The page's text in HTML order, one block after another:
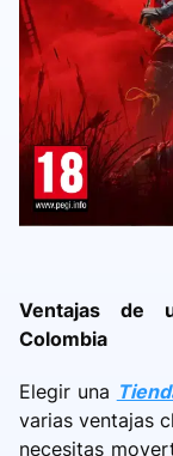
Ventajas de
Colombia
Elegir una
varias ventajas
necesitas